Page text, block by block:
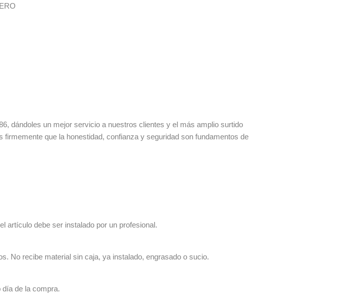
dándoles un mejor servicio a nuestros clientes y el más amplio surtido
que la honestidad, confianza y seguridad son fundamentos de
artículo debe ser instalado por un profesional.
No recibe material sin caja, ya instalado, engrasado o sucio.
de la compra.